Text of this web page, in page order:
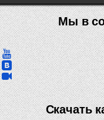
Мы в
Скачать